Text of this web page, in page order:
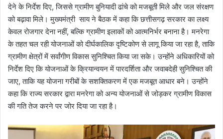
देने के निर्देश दिए, जिससे ग्रामीण बुनियादी ढांचे को मजबूती मिले और जल संरक्षण
को बढ़ावा मिले। मुख्यमंत्री साय ने बैठक में कहा कि छत्तीसगढ़ सरकार का लक्ष्य
केवल रोजगार देना नहीं, बल्कि ग्रामीण इलाकों को आत्मनिर्भर बनाना है। मनरेगा
के तहत चल रही योजनाओं को दीर्घकालिक दृष्टिकोण से लागू किया जा रहा है, ताकि
ग्रामीण क्षेत्रों में सर्वांगीण विकास सुनिश्चित किया जा सके। उन्होंने अधिकारियों को
निर्देश दिए कि योजनाओं के क्रियान्वयन में पारदर्शिता और जवाबदेही सुनिश्चित की
जाए, ताकि यह योजना गरीबों के सशक्तिकरण में एक मजबूत आधार बने। उन्होंने
कहा कि राज्य सरकार द्वारा मनरेगा को अन्य योजनाओं से जोड़कर ग्रामीण विकास
की गति तेज करने पर जोर दिया जा रहा है।